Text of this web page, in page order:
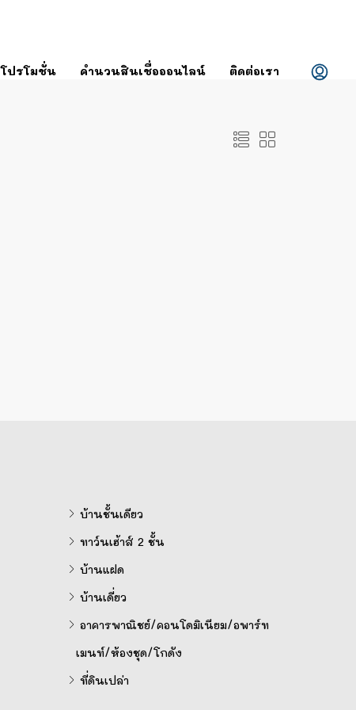
โปรโมชั่น คำนวนสินเชื่อออนไลน์ ติดต่อเรา
บ้านชั้นเดียว
ทาว์นเฮ้าส์ 2 ชั้น
บ้านแฝด
บ้านเดี่ยว
อาคารพาณิชย์/คอนโดมิเนียม/อพาร์ท
เมนท์/ห้องชุด/โกดัง
ที่ดินเปล่า